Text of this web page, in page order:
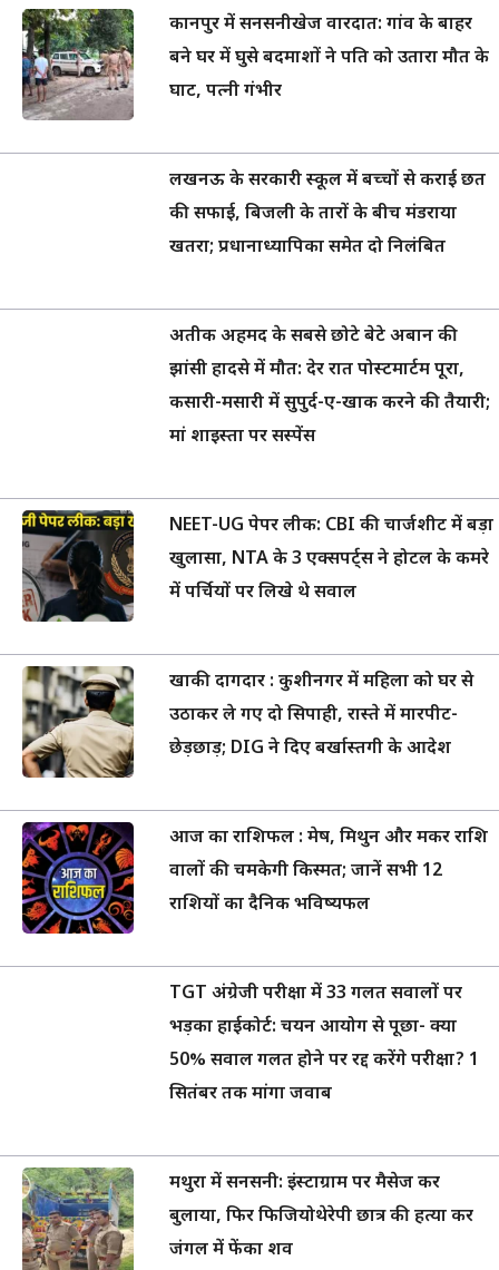
कानपुर में सनसनीखेज वारदात: गांव के बाहर
बने घर में घुसे बदमाशों ने पति को उतारा मौत के
घाट, पत्नी गंभीर
लखनऊ के सरकारी स्कूल में बच्चों से कराई छत
की सफाई, बिजली के तारों के बीच मंडराया
खतरा; प्रधानाध्यापिका समेत दो निलंबित
अतीक अहमद के सबसे छोटे बेटे अबान की
झांसी हादसे में मौत: देर रात पोस्टमार्टम पूरा,
कसारी-मसारी में सुपुर्द-ए-खाक करने की तैयारी;
मां शाइस्ता पर सस्पेंस
NEET-UG पेपर लीक: CBI की चार्जशीट में बड़ा
खुलासा, NTA के 3 एक्सपर्ट्स ने होटल के कमरे
में पर्चियों पर लिखे थे सवाल
खाकी दागदार : कुशीनगर में महिला को घर से
उठाकर ले गए दो सिपाही, रास्ते में मारपीट-
छेड़छाड़; DIG ने दिए बर्खास्तगी के आदेश
आज का राशिफल : मेष, मिथुन और मकर राशि
वालों की चमकेगी किस्मत; जानें सभी 12
राशियों का दैनिक भविष्यफल
TGT अंग्रेजी परीक्षा में 33 गलत सवालों पर
भड़का हाईकोर्ट: चयन आयोग से पूछा- क्या
50% सवाल गलत होने पर रद्द करेंगे परीक्षा? 1
सितंबर तक मांगा जवाब
मथुरा में सनसनी: इंस्टाग्राम पर मैसेज कर
बुलाया, फिर फिजियोथेरेपी छात्र की हत्या कर
जंगल में फेंका शव